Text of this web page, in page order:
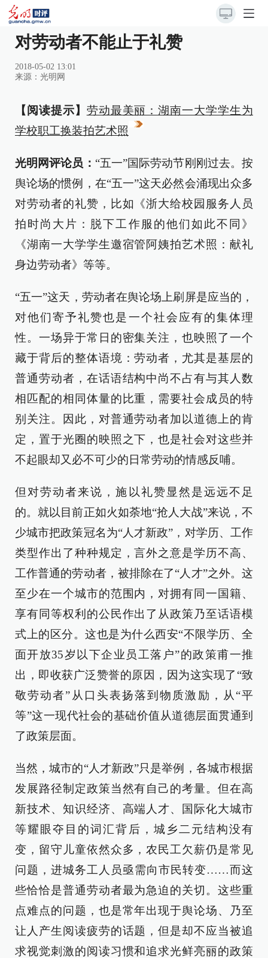
对劳动者不能止于礼赞
2018-05-02 13:01
来源： 光明网
【阅读提示】 劳动最美丽：湖南一大学学生为
学校职工换装拍艺术照
光明网评论员： “五一”国际劳动节刚刚过去。按
舆论场的惯例，在“五一”这天必然会涌现出众多
对劳动者的礼赞，比如《浙大给校园服务人员
拍时尚大片：脱下工作服的他们如此不同》
《湖南一大学学生邀宿管阿姨拍艺术照：献礼
身边劳动者》等等。
“五一”这天，劳动者在舆论场上刷屏是应当的，
对他们寄予礼赞也是一个社会应有的集体理
性。一场异于常日的密集关注，也映照了一个
藏于背后的整体语境：劳动者，尤其是基层的
普通劳动者，在话语结构中尚不占有与其人数
相匹配的相同体量的比重，需要社会成员的特
别关注。因此，对普通劳动者加以道德上的肯
定，置于光圈的映照之下，也是社会对这些并
不起眼却又必不可少的日常劳动的情感反哺。
但对劳动者来说，施以礼赞显然是远远不足
的。就以目前正如火如荼地“抢人大战”来说，不
少城市把政策冠名为“人才新政”，对学历、工作
类型作出了种种规定，言外之意是学历不高、
工作普通的劳动者，被排除在了“人才”之外。这
至少在一个城市的范围内，对拥有同一国籍、
享有同等权利的公民作出了从政策乃至话语模
式上的区分。这也是为什么西安“不限学历、全
面开放35岁以下企业员工落户”的政策甫一推
出，即收获广泛赞誉的原因，因为这实现了“致
敬劳动者”从口头表扬落到物质激励，从“平
等”这一现代社会的基础价值从道德层面贯通到
了政策层面。
当然，城市的“人才新政”只是举例，各城市根据
发展路径制定政策当然有自己的考量。但在高
新技术、知识经济、高端人才、国际化大城市
等耀眼夺目的词汇背后，城乡二元结构没有
变，留守儿童依然众多，农民工欠薪仍是常见
问题，进城务工人员亟需向市民转变……而这
些恰恰是普通劳动者最为急迫的关切。这些重
点难点的问题，也是常年出现于舆论场、乃至
让人产生阅读疲劳的话题，但是却不应当被追
求视觉刺激的阅读习惯和追求光鲜亮丽的政策